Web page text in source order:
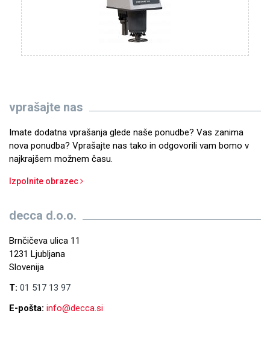
vprašajte nas
Imate dodatna vprašanja glede naše ponudbe? Vas zanima
nova ponudba? Vprašajte nas tako in odgovorili vam bomo v
najkrajšem možnem času.
Izpolnite obrazec
decca d.o.o.
Brnčičeva ulica 11
1231 Ljubljana
Slovenija
T: 01 517 13 97
E-pošta: info@decca.si